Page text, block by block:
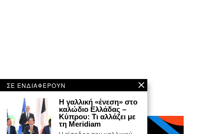
ΣΕ ΕΝΔΙΑΦΕΡΟΥΝ
Η γαλλική «ένεση» στο
καλώδιο Ελλάδας –
Κύπρου: Τι αλλάζει με
τη Meridiam